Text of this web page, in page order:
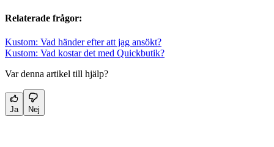
Relaterade frågor:
Kustom: Vad händer efter att jag ansökt?
Kustom: Vad kostar det med Quickbutik?
Var denna artikel till hjälp?
Ja Nej